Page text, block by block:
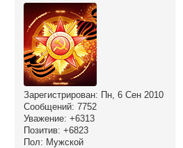
Зарегистрирован: Пн, 6 Сен 2010
Сообщений: 7752
Уважение: +6313
Позитив: +6823
Пол: Мужской